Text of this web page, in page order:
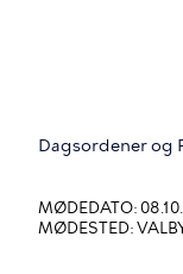
er
her
Dagsordener og
MØDEDATO:
MØDESTED: